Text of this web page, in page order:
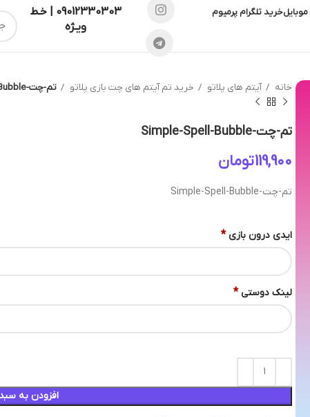
خرید تلگرام پرمیوم
09012330303 | خـط
ویـژه
خانه آیتم های پلاتو خرید تم آیتم های چت بازی پلاتو تم-چت-Simple-Spell-Bubble
تم-چت-Simple-Spell-Bubble
تومان
تم-چت-Simple-Spell-Bubble
ایدی درون بازی *
لینک دوستی *
افزودن به